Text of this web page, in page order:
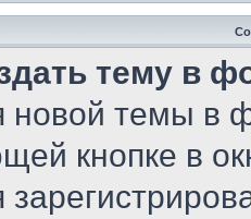
тему в
новой темы в
кнопке в